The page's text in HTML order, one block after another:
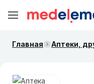
Главная Аптеки,